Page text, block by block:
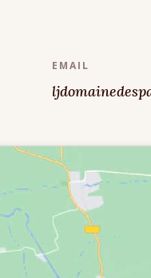
EMAIL